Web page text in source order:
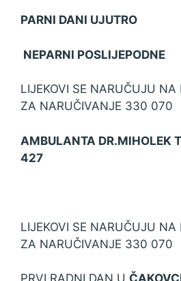
PARNI DANI UJUTRO
NEPARNI POSLIJEPODNE
LIJEKOVI SE NARUČUJU NA
ZA NARUČIVANJE 330 070
AMBULANTA DR.MIHOLEK
427
LIJEKOVI SE NARUČUJU NA
ZA NARUČIVANJE 330 070
PRVI RADNI DAN U